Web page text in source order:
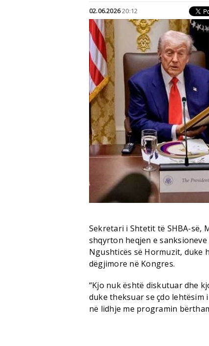
02.06.202620:12
Sekretari i Shtetit të SHBA-së,
shqyrton heqjen e
Ngushticës së Hormuzit, duke
dëgjimore në Kongres.
“Kjo nuk është diskutuar dhe
duke theksuar se çdo lehtësim
në lidhje me programin